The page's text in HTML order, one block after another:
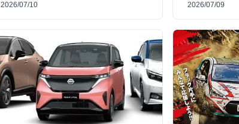
2026/07/10 2026/07/09